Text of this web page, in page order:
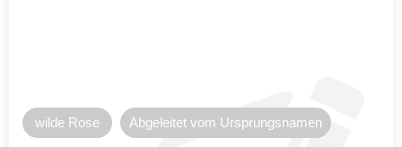
wilde Rose Abgeleitet vom Ursprungsnamen